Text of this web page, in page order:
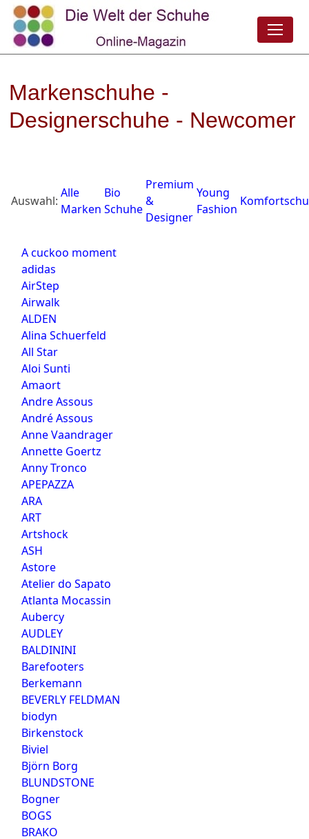
Markenschuhe -
Designerschuhe - Newcomer
Auswahl:
Alle
Marken
Bio
Schuhe
Premium
&
Designer
Young
Fashion
A cuckoo moment
adidas
AirStep
Airwalk
ALDEN
Alina Schuerfeld
All Star
Aloi Sunti
Amaort
Andre Assous
André Assous
Anne Vaandrager
Annette Goertz
Anny Tronco
APEPAZZA
ARA
ART
Artshock
ASH
Astore
Atelier do Sapato
Atlanta Mocassin
Aubercy
AUDLEY
BALDININI
Barefooters
Berkemann
BEVERLY FELDMAN
biodyn
Birkenstock
Biviel
Björn Borg
BLUNDSTONE
Bogner
BOGS
BRAKO